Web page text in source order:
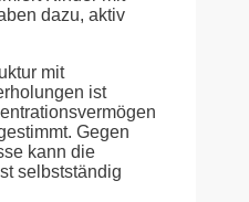
dazu, aktiv
mit
ist
Gegen
kann die
selbstständig